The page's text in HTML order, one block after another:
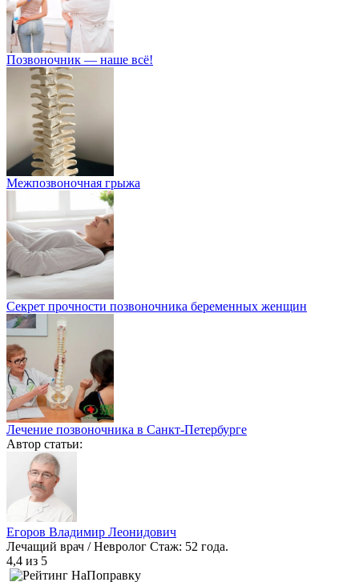
Позвоночник — наше всё!
Межпозвоночная грыжа
Секрет прочности позвоночника беременных женщин
Лечение позвоночника в Санкт-Петербурге
Автор статьи:
Егоров Владимир Леонидович
Лечащий врач / Невролог Стаж: 52 года.
4,4 из 5